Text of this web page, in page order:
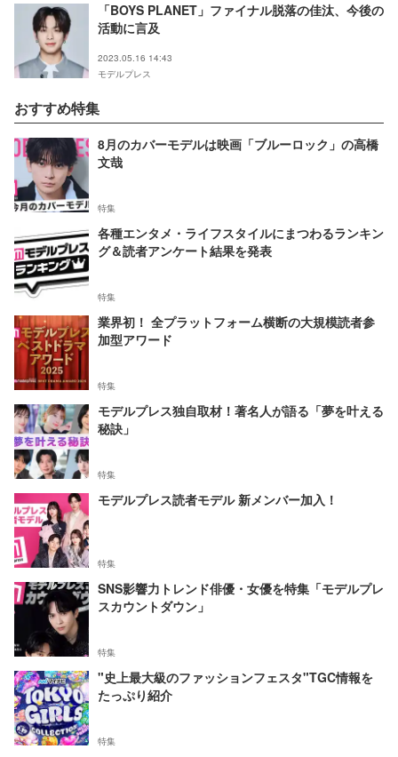
「BOYS PLANET」ファイナル脱落の佳汰、今後の
活動に言及
2023.05.16 14:43
モデルプレス
おすすめ特集
8月のカバーモデルは映画「ブルーロック」の高橋
文哉
特集
各種エンタメ・ライフスタイルにまつわるランキン
グ＆読者アンケート結果を発表
特集
業界初！ 全プラットフォーム横断の大規模読者参
加型アワード
特集
モデルプレス独自取材！著名人が語る「夢を叶える
秘訣」
特集
モデルプレス読者モデル 新メンバー加入！
特集
SNS影響力トレンド俳優・女優を特集「モデルプレ
スカウントダウン」
特集
"史上最大級のファッションフェスタ"TGC情報を
たっぷり紹介
特集